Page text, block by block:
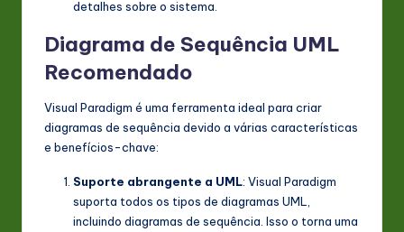
detalhes sobre o sistema.
Diagrama de Sequência UML
Recomendado
Visual Paradigm é uma ferramenta ideal para criar
diagramas de sequência devido a várias características
e benefícios-chave:
Suporte abrangente a UML: Visual Paradigm
suporta todos os tipos de diagramas UML,
incluindo diagramas de sequência. Isso o torna uma